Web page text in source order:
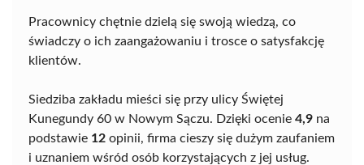
Pracownicy chętnie dzielą się swoją wiedzą, co
świadczy o ich zaangażowaniu i trosce o satysfakcję
klientów.
Siedziba zakładu mieści się przy ulicy Świętej
Kunegundy 60 w Nowym Sączu. Dzięki ocenie 4,9 na
podstawie 12 opinii, firma cieszy się dużym zaufaniem
i uznaniem wśród osób korzystających z jej usług.